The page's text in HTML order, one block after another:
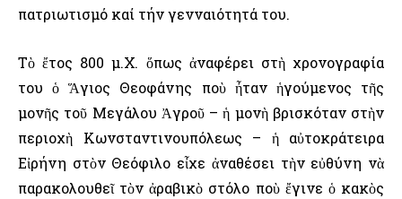
πατριωτισμό καί τήν γενναιότητά του.
Τὸ ἔτος 800 μ.Χ. ὅπως ἀναφέρει στὴ χρονογραφία
του ὁ Ἅγιος Θεοφάνης ποὺ ἦταν ἡγούμενος τῆς
μονῆς τοῦ Μεγάλου Ἀγροῦ – ἡ μονὴ βρισκόταν στὴν
περιοχὴ Κωνσταντινουπόλεως – ἡ αὐτοκράτειρα
Εἰρήνη στὸν Θεόφιλο εἶχε ἀναθέσει τὴν εὐθύνη νὰ
παρακολουθεῖ τὸν ἀραβικὸ στόλο ποὺ ἔγινε ὁ κακὸς